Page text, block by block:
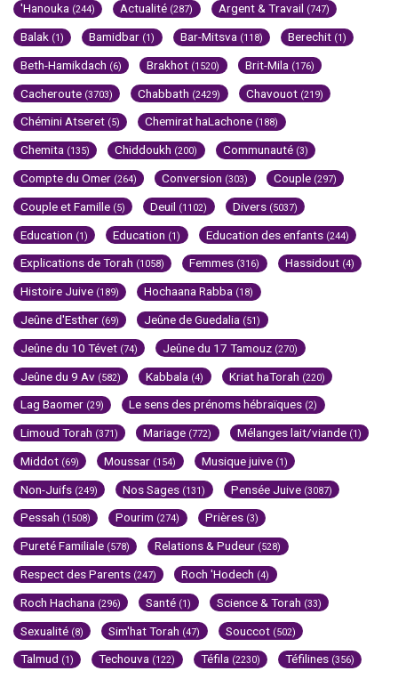
'Hanouka (244) Actualité (287) Argent & Travail (747)
Balak (1) Bamidbar (1) Bar-Mitsva (118) Berechit (1)
Beth-Hamikdach (6) Brakhot (1520) Brit-Mila (176)
Cacheroute (3703) Chabbath (2429) Chavouot (219)
Chémini Atseret (5) Chemirat haLachone (188)
Chemita (135) Chiddoukh (200) Communauté (3)
Compte du Omer (264) Conversion (303) Couple (297)
Couple et Famille (5) Deuil (1102) Divers (5037)
Education (1) Education (1) Education des enfants (244)
Explications de Torah (1058) Femmes (316) Hassidout (4)
Histoire Juive (189) Hochaana Rabba (18)
Jeûne d'Esther (69) Jeûne de Guedalia (51)
Jeûne du 10 Tévet (74) Jeûne du 17 Tamouz (270)
Jeûne du 9 Av (582) Kabbala (4) Kriat haTorah (220)
Lag Baomer (29) Le sens des prénoms hébraïques (2)
Limoud Torah (371) Mariage (772) Mélanges lait/viande (1)
Middot (69) Moussar (154) Musique juive (1)
Non-Juifs (249) Nos Sages (131) Pensée Juive (3087)
Pessah (1508) Pourim (274) Prières (3)
Pureté Familiale (578) Relations & Pudeur (528)
Respect des Parents (247) Roch 'Hodech (4)
Roch Hachana (296) Santé (1) Science & Torah (33)
Sexualité (8) Sim'hat Torah (47) Souccot (502)
Talmud (1) Techouva (122) Téfila (2230) Téfilines (356)